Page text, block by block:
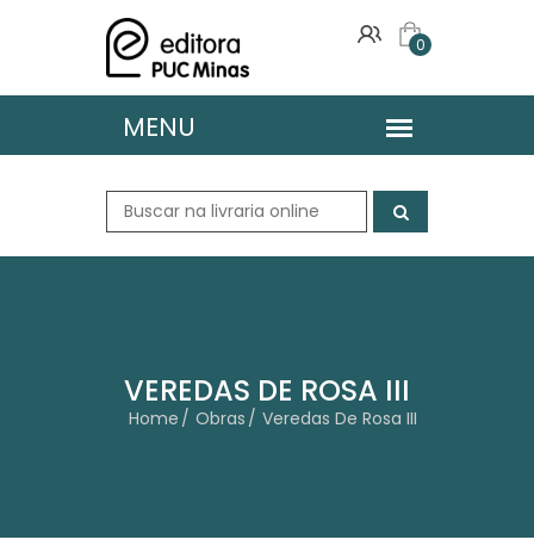
0
VEREDAS DE ROSA III
Home Obras Veredas De Rosa III